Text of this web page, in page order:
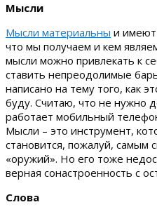
Мысли
Мысли материальны и
что мы получаем и кем
мысли можно привлекать к
ставить непреодолимые
написано на тему того, как
буду. Считаю, что не нужно
работает мобильный
Мысли – это инструмент,
становится, пожалуй, самым
«оружий». Но его тоже
верная сонастроенность с
Слова